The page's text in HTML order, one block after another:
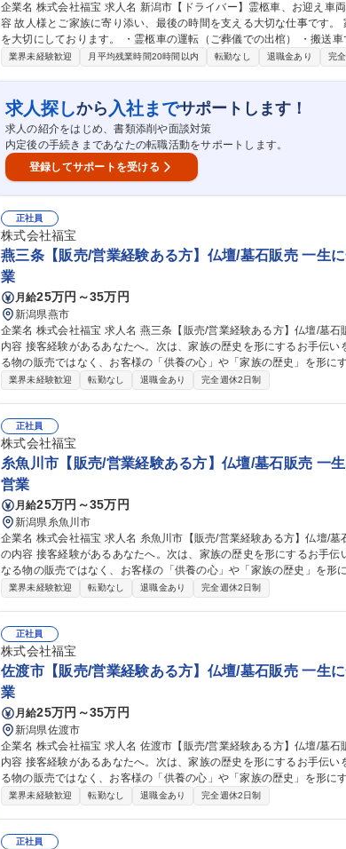
企業名 株式会社福宝 求人名 新潟市【ドライバー】霊柩車、お迎え車両★一生に一度の感謝に立会う★ 仕事の内
容 故人様とご家族に寄り添い、最後の時間を支える大切な仕事です。
を大切にしております。 ・霊柩車の運転（ご葬儀での出棺） ・搬送車での病院・施設へのお迎え ・葬儀担当者の
サポート業務（状況に応じて） ※夜間勤務あり 未経験者も多数活躍
業界未経験歓迎 月平均残業時間20時間以内 転勤なし 退職金あり 完
求人探しから 入社までサポートします！
求人の紹介をはじめ、書類添削や面談対策
内定後の手続きまであなたの転職活動をサポートします。
登録してサポートを受ける
正社員
株式会社福宝
燕三条【販売/営業経験ある方】仏壇/墓石販売 一生
業
月給25万円～35万円
新潟県燕市
企業名 株式会社福宝 求人名 燕三条【販売/営業経験ある方】仏壇/墓石販売★一生に一度の感謝に立ち会う 仕事の
内容 接客経験があるあなたへ。次は、家族の歴史を形にするお手伝
る物の販売ではなく、お客様の「供養の心」や「家族の歴史」を形にするお手伝いです
く、家紋や石の種類などひとつひとつお客様の要望に寄り添う、オー
一度の感謝に立ち会う
業界未経験歓迎 転勤なし 退職金あり 完全週休2日制
正社員
株式会社福宝
糸魚川市【販売/営業経験ある方】仏壇/墓石販売 一
営業
月給25万円～35万円
新潟県糸魚川市
企業名 株式会社福宝 求人名 糸魚川市【販売/営業経験ある方】仏壇/墓石販売★一生に一度の感謝に立ち会う 仕事
の内容 接客経験があるあなたへ。次は、家族の歴史を形にするお手
なる物の販売ではなく、お客様の「供養の心」や「家族の歴史」を形にするお手伝い
なく、家紋や石の種類などひとつひとつお客様の要望に寄り添う、オ
一生に一度の感謝に立ち会う
業界未経験歓迎 転勤なし 退職金あり 完全週休2日制
正社員
株式会社福宝
佐渡市【販売/営業経験ある方】仏壇/墓石販売 一生
業
月給25万円～35万円
新潟県佐渡市
企業名 株式会社福宝 求人名 佐渡市【販売/営業経験ある方】仏壇/墓石販売★一生に一度の感謝に立ち会う 仕事の
内容 接客経験があるあなたへ。次は、家族の歴史を形にするお手伝
る物の販売ではなく、お客様の「供養の心」や「家族の歴史」を形にするお手伝いです
く、家紋や石の種類などひとつひとつお客様の要望に寄り添う、オー
一度の感謝に立ち会う
業界未経験歓迎 転勤なし 退職金あり 完全週休2日制
正社員